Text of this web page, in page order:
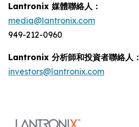
Lantronix 媒體聯絡人：
media@lantronix.com
949-212-0960
Lantronix 分析師和投資者聯絡人：
investors@lantronix.com